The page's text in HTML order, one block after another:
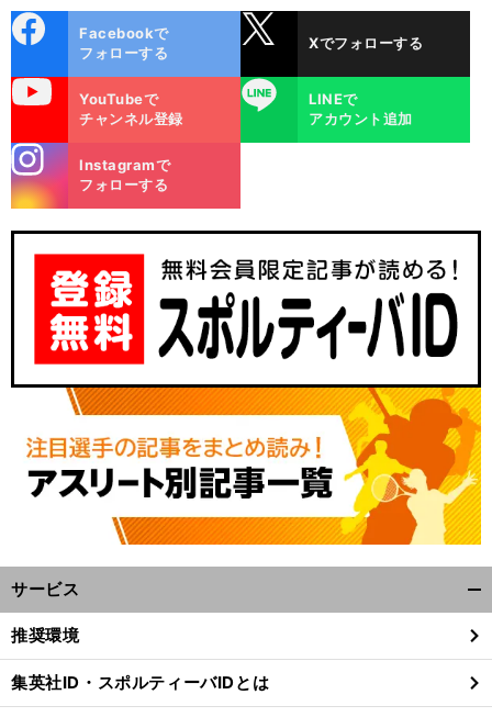
ok
Facebookで
フォローする
Xでフォローする
YouTubeで
チャンネル登録
LINE
LINEで
アカウント追加
m
Instagramで
フォローする
サービス
閉
る
推奨環境
集英社ID・スポルティーバIDとは